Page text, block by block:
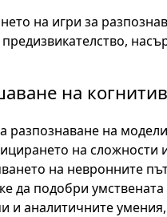
на игри за
на
разпознаване на
на сложности
на невронните
да подобри
и аналитичните